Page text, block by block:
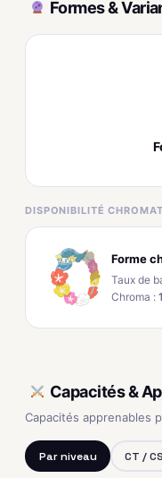
Formes &
DISPONIBILITÉ
Forme
Taux de
Chroma :
Capacités &
Capacités apprenables
Par niveau CT / CS